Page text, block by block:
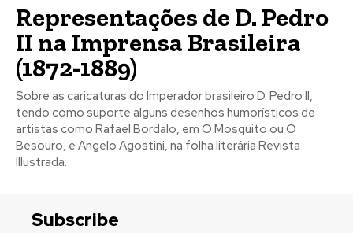
Representações de D. Pedro
II na Imprensa Brasileira
(1872-1889)
Sobre as caricaturas do Imperador brasileiro D. Pedro II,
tendo como suporte alguns desenhos humorísticos de
artistas como Rafael Bordalo, em O Mosquito ou O
Besouro, e Angelo Agostini, na folha literária Revista
Illustrada.
Subscribe